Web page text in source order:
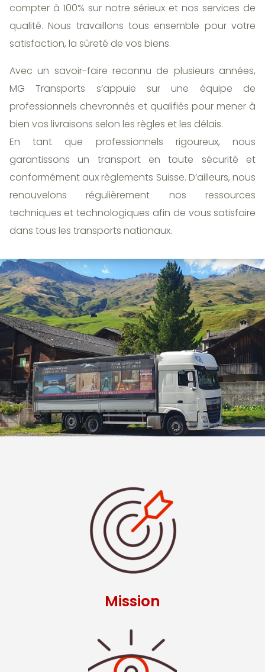
compter à 100% sur notre sérieux et nos services de
qualité. Nous travaillons tous ensemble pour votre
satisfaction, la sûreté de vos biens.
Avec un savoir-faire reconnu de plusieurs années,
MG Transports s’appuie sur une équipe de
professionnels chevronnés et qualifiés pour mener à
bien vos livraisons selon les règles et les délais.
En tant que professionnels rigoureux, nous
garantissons un transport en toute sécurité et
conformément aux règlements Suisse. D’ailleurs, nous
renouvelons régulièrement nos ressources
techniques et technologiques afin de vous satisfaire
dans tous les transports nationaux.
Mission